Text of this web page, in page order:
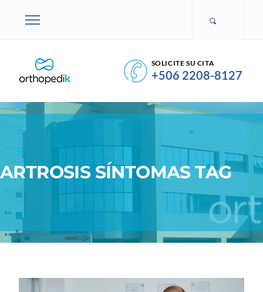
SOLICITE SU CITA
+506 2208-8127
ARTROSIS SÍNTOMAS TAG